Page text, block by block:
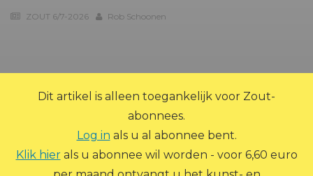
Dit artikel is alleen toegankelijk voor Zout-
abonnees.
Log in als u al abonnee bent.
Klik hierals u abonnee wil worden - voor 6,60 euro
ZOUT 6/7-2026 Rob Schoonen